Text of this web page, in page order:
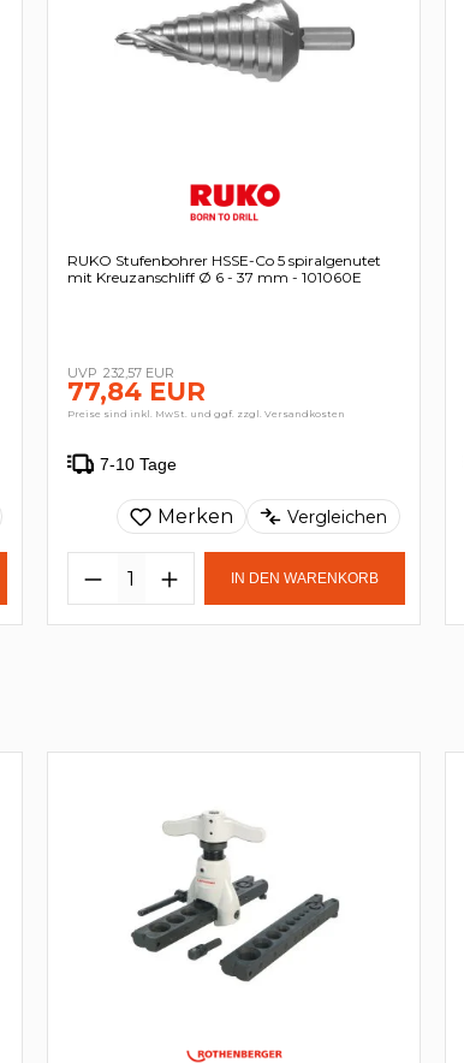
RUKO Stufenbohrer HSSE-Co 5 spiralgenutet
mit Kreuzanschliff Ø 6 - 37 mm - 101060E
232,57 EUR
77,84 EUR
Preise sind inkl. MwSt. und ggf. zzgl. Versandkosten
7-10 Tage
Merken Vergleichen
IN DEN WARENKORB